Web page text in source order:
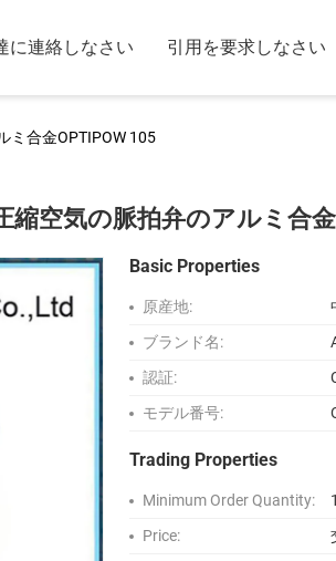
に連絡しなさい 引用を要求しなさい
ミ合金OPTIPOW 105
空気の脈拍弁のアルミ合金
Basic Properties
原産地:
ブランド名:
認証:
モデル番号:
Trading Properties
Minimum Order Quantity:
Price: